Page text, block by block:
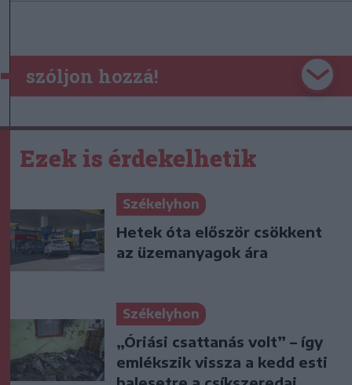
szóljon hozzá!
Ezek is érdekelhetik
Székelyhon
Hetek óta először csökkent
az üzemanyagok ára
Székelyhon
„Óriási csattanás volt” – így
emlékszik vissza a kedd esti